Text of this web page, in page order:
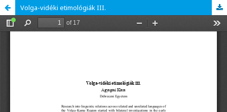
Volga-vidéki etimológiák III.